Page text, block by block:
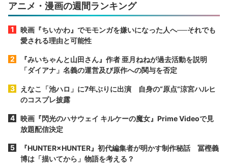
アニメ・漫画の週間ランキング
映画『ちいかわ』でモモンガを嫌いになった人へ──それでも
愛される理由と可能性
『みいちゃんと山田さん』作者 亜月ねねが過去活動を説明
「ダイアナ」名義の運営及び原作への関与を否定
えなこ「池ハロ」に7年ぶりに出演 自身の“原点”涼宮ハルヒ
のコスプレ披露
映画『閃光のハサウェイ キルケーの魔女』Prime Videoで見
放題配信決定
『HUNTER×HUNTER』初代編集者が明かす制作秘話 冨樫義
博は「描いてから」物語を考える？